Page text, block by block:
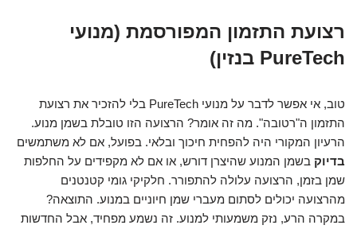
רצועת התזמון המפורסמת (מנועי
PureTech בנזין)
טוב, אי אפשר לדבר על מנועי PureTech בלי להזכיר את רצועת
התזמון ה"רטובה". מה זה אומר? הרצועה הזו טובלת בשמן מנוע.
הרעיון המקורי היה להפחית חיכוך ובלאי. בפועל, אם לא משתמשים
בדיוק בשמן המנוע שהיצרן דורש, או אם לא מקפידים על החלפות
שמן בזמן, הרצועה עלולה להתפורר. חלקיקי גומי קטנטנים
מהרצועה יכולים לסתום מעברי שמן חיוניים במנוע. התוצאה?
במקרה הרע, נזק משמעותי למנוע. זה נשמע מפחיד, אבל החדשות